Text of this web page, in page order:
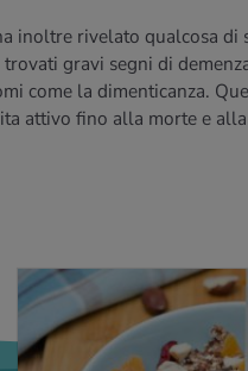
inoltre rivelato qualcosa
gravi segni di
come la dimenticanza.
attivo fino alla morte e